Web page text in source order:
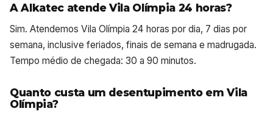
A Alkatec atende Vila Olímpia 24 horas?
Sim. Atendemos Vila Olímpia 24 horas por dia, 7 dias por
semana, inclusive feriados, finais de semana e madrugada.
Tempo médio de chegada: 30 a 90 minutos.
Quanto custa um desentupimento em Vila
Olímpia?